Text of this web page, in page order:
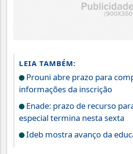
LEIA TAMBÉM:
Prouni abre prazo para
informações da inscrição
Enade: prazo de recurso
especial termina nesta sexta
Ideb mostra avanço da